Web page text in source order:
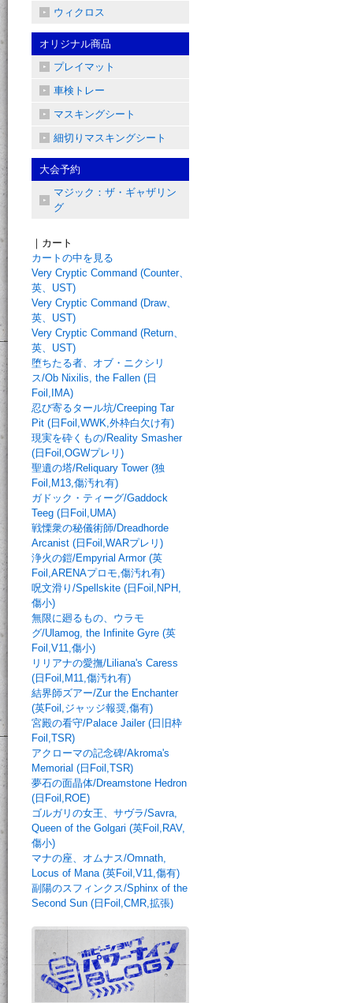
ウィクロス
オリジナル商品
プレイマット
車検トレー
マスキングシート
細切りマスキングシート
大会予約
マジック：ザ・ギャザリン
グ
｜カート
カートの中を見る
Very Cryptic Command (Counter、
英、UST)
Very Cryptic Command (Draw、
英、UST)
Very Cryptic Command (Return、
英、UST)
堕ちたる者、オブ・ニクシリ
ス/Ob Nixilis, the Fallen (日
Foil,IMA)
忍び寄るタール坑/Creeping Tar
Pit (日Foil,WWK,外枠白欠け有)
現実を砕くもの/Reality Smasher
(日Foil,OGWプレリ)
聖遺の塔/Reliquary Tower (独
Foil,M13,傷汚れ有)
ガドック・ティーグ/Gaddock
Teeg (日Foil,UMA)
戦慄衆の秘儀術師/Dreadhorde
Arcanist (日Foil,WARプレリ)
浄火の鎧/Empyrial Armor (英
Foil,ARENAプロモ,傷汚れ有)
呪文滑り/Spellskite (日Foil,NPH,
傷小)
無限に廻るもの、ウラモ
グ/Ulamog, the Infinite Gyre (英
Foil,V11,傷小)
リリアナの愛撫/Liliana's Caress
(日Foil,M11,傷汚れ有)
結界師ズアー/Zur the Enchanter
(英Foil,ジャッジ報奨,傷有)
宮殿の看守/Palace Jailer (日旧枠
Foil,TSR)
アクローマの記念碑/Akroma's
Memorial (日Foil,TSR)
夢石の面晶体/Dreamstone Hedron
(日Foil,ROE)
ゴルガリの女王、サヴラ/Savra,
Queen of the Golgari (英Foil,RAV,
傷小)
マナの座、オムナス/Omnath,
Locus of Mana (英Foil,V11,傷有)
副陽のスフィンクス/Sphinx of the
Second Sun (日Foil,CMR,拡張)